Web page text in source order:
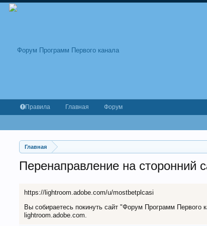
Главная
Перенаправление на сторонний
https://lightroom.adobe.com/u/mostbetplcasi
Вы собираетесь покинуть сайт "Форум Программ Первого
lightroom.adobe.com.
Правила Главная Форум